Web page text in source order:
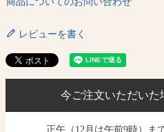
レビューを書く
今ご注文いただいた
正午（12月は午前9時）ま